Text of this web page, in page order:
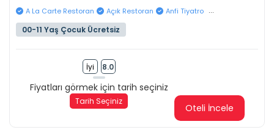
A La Carte Restoran Açık Restoran Anfi Tiyatro ...
00-11 Yaş Çocuk Ücretsiz
İyi 8.0
Fiyatları görmek için tarih seçiniz
Tarih Seçiniz
Oteli İncele